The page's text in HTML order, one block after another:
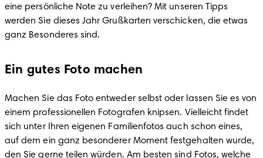
eine persönliche Note zu verleihen? Mit unseren Tipps
werden Sie dieses Jahr Grußkarten verschicken, die etwas
ganz Besonderes sind.
Ein gutes Foto machen
Machen Sie das Foto entweder selbst oder lassen Sie es von
einem professionellen Fotografen knipsen. Vielleicht findet
sich unter Ihren eigenen Familienfotos auch schon eines,
auf dem ein ganz besonderer Moment festgehalten wurde,
den Sie gerne teilen würden. Am besten sind Fotos, welche